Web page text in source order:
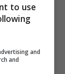
to use
and
and